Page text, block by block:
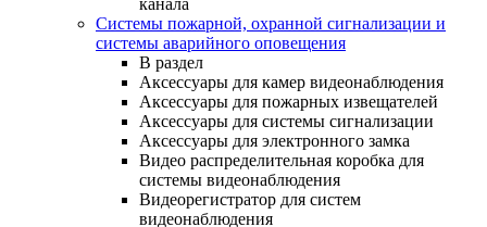
Системы пожарной, охранной сигнализации и
системы аварийного оповещения
В раздел
Аксессуары для камер видеонаблюдения
Аксессуары для пожарных извещателей
Аксессуары для системы сигнализации
Аксессуары для электронного замка
Видео распределительная коробка для
системы видеонаблюдения
Видеорегистратор для систем
видеонаблюдения